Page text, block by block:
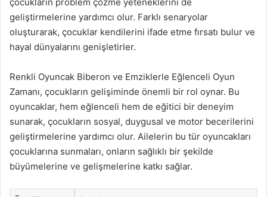
geliştirmelerine yardımcı olur. Farklı senaryolar
oluşturarak, çocuklar kendilerini ifade etme fırsatı bulur ve
hayal dünyalarını genişletirler.
Renkli Oyuncak Biberon ve Emziklerle Eğlenceli Oyun
Zamanı, çocukların gelişiminde önemli bir rol oynar. Bu
oyuncaklar, hem eğlenceli hem de eğitici bir deneyim
sunarak, çocukların sosyal, duygusal ve motor becerilerini
geliştirmelerine yardımcı olur. Ailelerin bu tür oyuncakları
çocuklarına sunmaları, onların sağlıklı bir şekilde
büyümelerine ve gelişmelerine katkı sağlar.